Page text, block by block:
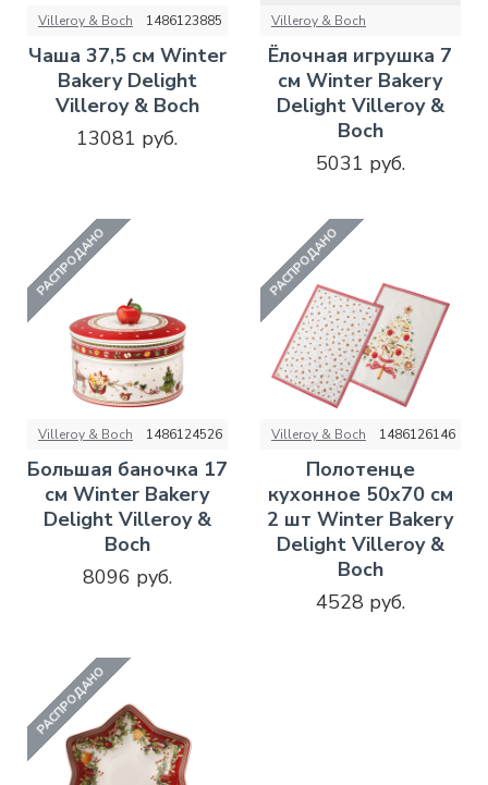
Villeroy & Boch 1486123885
Чаша 37,5 см Winter
Bakery Delight
Villeroy & Boch
13081 руб.
Villeroy & Boch
Ёлочная игрушка 7
см Winter Bakery
Delight Villeroy &
Boch
5031 руб.
РАСПРОДАНО
Villeroy & Boch 1486124526
Большая баночка 17
см Winter Bakery
Delight Villeroy &
Boch
8096 руб.
РАСПРОДАНО
Villeroy & Boch 1486126146
Полотенце
кухонное 50x70 см
2 шт Winter Bakery
Delight Villeroy &
Boch
4528 руб.
РАСПРОДАНО